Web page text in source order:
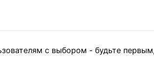
с выбором - будьте